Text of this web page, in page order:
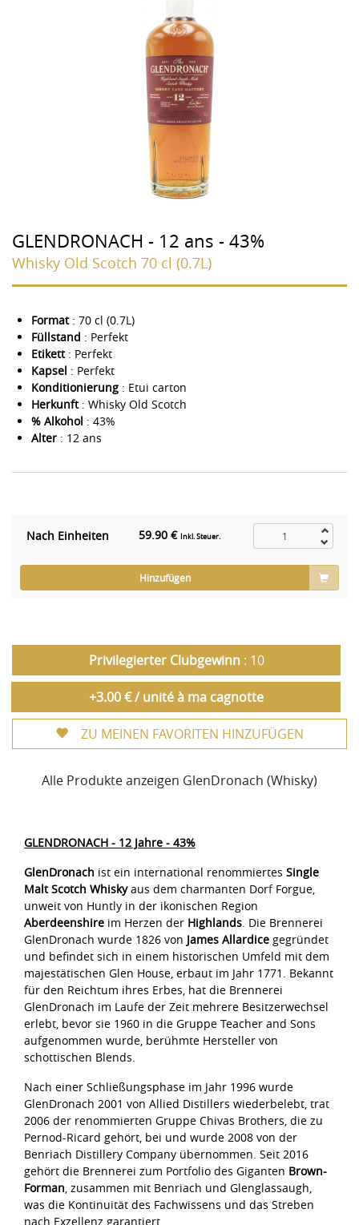
GLENDRONACH - 12 ans - 43%
Whisky Old Scotch 70 cl (0.7L)
Format: 70 cl (0.7L)
Füllstand : Perfekt
Etikett: Perfekt
Kapsel : Perfekt
Konditionierung : Etui carton
Herkunft: Whisky Old Scotch
% Alkohol : 43%
Alter : 12 ans
Nach Einheiten 59.90 € Inkl. Steuer.
Hinzufügen
Privilegierter Clubgewinn: 10
+3.00 € / unité à ma cagnotte
ZU MEINEN FAVORITEN HINZUFÜGEN
Alle Produkte anzeigen GlenDronach (Whisky)
GLENDRONACH - 12 Jahre - 43%
GlenDronach ist ein international renommiertes Single
Malt Scotch Whiskyaus dem charmanten Dorf Forgue,
unweit von Huntly in der ikonischen Region
Aberdeenshire im Herzen der Highlands. Die Brennerei
GlenDronach wurde 1826 von James Allardice gegründet
und befindet sich in einem historischen Umfeld mit dem
majestätischen Glen House, erbaut im Jahr 1771. Bekannt
für den Reichtum ihres Erbes, hat die Brennerei
GlenDronach im Laufe der Zeit mehrere Besitzerwechsel
erlebt, bevor sie 1960 in die Gruppe Teacher and Sons
aufgenommen wurde, berühmte Hersteller von
schottischen Blends.
Nach einer Schließungsphase im Jahr 1996 wurde
GlenDronach 2001 von Allied Distillers wiederbelebt, trat
2006 der renommierten Gruppe Chivas Brothers, die zu
Pernod-Ricard gehört, bei und wurde 2008 von der
Benriach Distillery Company übernommen. Seit 2016
gehört die Brennerei zum Portfolio des Giganten Brown-
Forman, zusammen mit Benriach und Glenglassaugh,
was die Kontinuität des Fachwissens und das Streben
nach Exzellenz garantiert.